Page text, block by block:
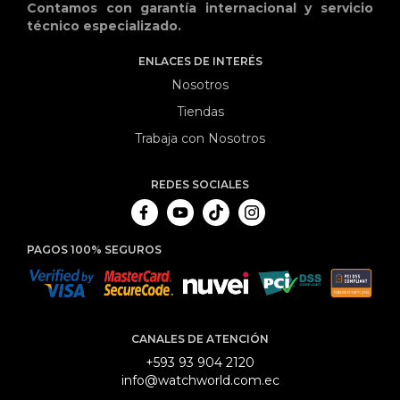
Contamos con garantía internacional y servicio
técnico especializado.
ENLACES DE INTERÉS
Nosotros
Tiendas
Trabaja con Nosotros
REDES SOCIALES
PAGOS 100% SEGUROS
CANALES DE ATENCIÓN
+593 93 904 2120
info@watchworld.com.ec